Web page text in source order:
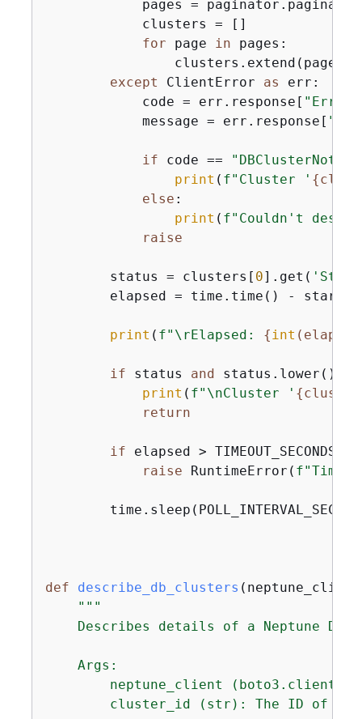
pages =
            clusters = []
for page in pages:
except ClientError as err:
            code = err.response[
"Error"
            message = err.response[
if code ==
print ( f"Cluster ' {
else :
print ( f"Couldn't
raise
        status = clusters[
0].get(
elapsed = time.time() -
print ( f"\rElapsed: {int
if status and status.lower()
print ( f"\nCluster ' {
return
if elapsed > TIMEOUT_SECONDS:
raise RuntimeError(
def describe_db_clusters (
"""
Describes details of a Neptune DB
    Args:
neptune_client (boto3.client):
cluster_id (str): The ID of